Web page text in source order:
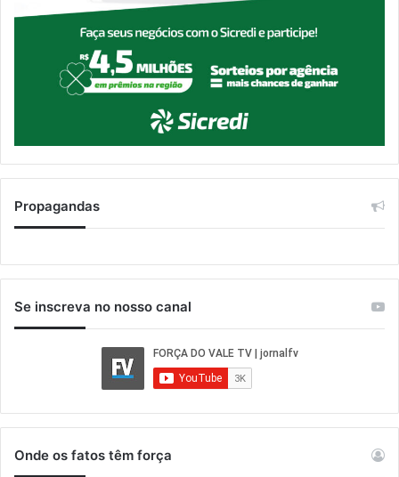
Propagandas
Se inscreva no nosso canal
Onde os fatos têm força